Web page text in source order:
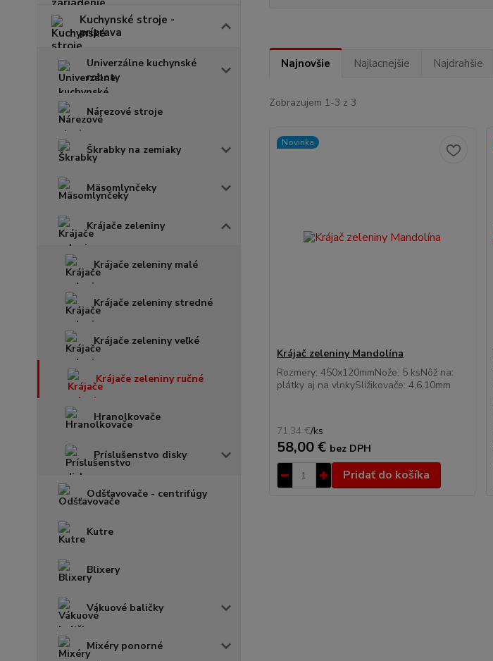
Kuchynské stroje -
príprava
Univerzálne kuchynské
roboty
Nárezové stroje
Škrabky na zemiaky
Mäsomlynčeky
Krájače zeleniny
Krájače zeleniny malé
Krájače zeleniny stredné
Krájače zeleniny veľké
Krájače zeleniny ručné
Hranolkovače
Príslušenstvo disky
Odšťavovače - centrifúgy
Kutre
Blixery
Vákuové baličky
Mixéry ponorné
Najnovšie Najlacnejšie Najdrahšie
Zobrazujem 1-3 z 3
Novinka
Krájač zeleniny Mandolína
Rozmery: 450x120mmNože: 5 ksNôž na:
plátky aj na vlnkySlížikovače: 4,6,10mm
71,34 €/ks
58,00 € bez DPH
Pridať do košíka